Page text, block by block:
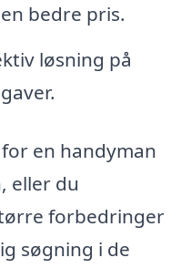
bedre pris.
løsning på
en handyman
eller du
forbedringer
søgning i de